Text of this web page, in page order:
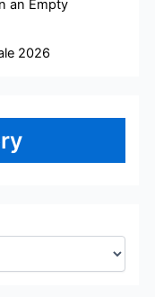
an Empty
2026